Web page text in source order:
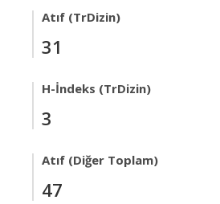
Atıf (TrDizin)
31
H-İndeks (TrDizin)
3
Atıf (Diğer Toplam)
47